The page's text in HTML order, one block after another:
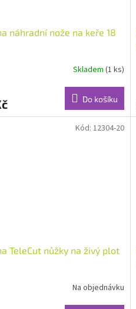
náhradní nože na keře 18
Skladem (1 ks)
Do košíku
TeleCut nůžky na živý plot
Na objednávku
Kód: 12304-20